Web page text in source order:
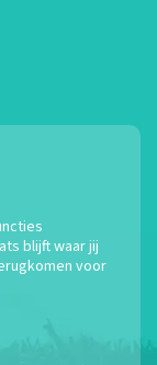
blijft waar jij
voor